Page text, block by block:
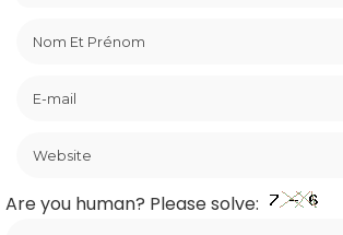
Are you human? Please solve: